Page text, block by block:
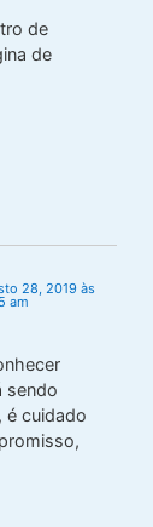
de
de
28, 2019 às
am
sendo
é cuidado